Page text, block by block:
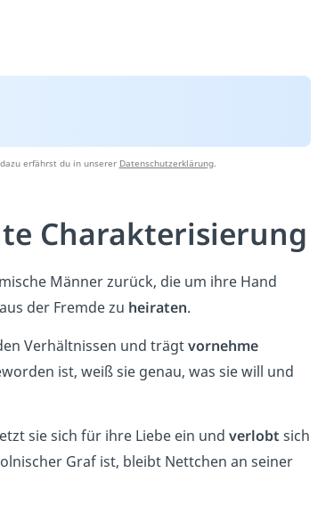
erfährst du in unserer Datenschutzerklärung.
Charakterisierung
Männer zurück, die um ihre Hand
aus der Fremde zu heiraten.
Verhältnissen und trägtvornehme
ist, weiß sie genau, was sie will und
sie sich für ihre Liebe ein und verlobt sich
Graf ist, bleibt Nettchen an seiner